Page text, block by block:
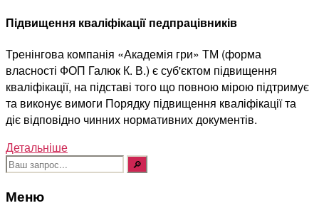
Підвищення кваліфікації педпрацівників
Тренінгова компанія «Академія гри» ТМ (форма
власності ФОП Галюк К. В.) є суб'єктом підвищення
кваліфікації, на підставі того що повною мірою підтримує
та виконує вимоги Порядку підвищення кваліфікації та
діє відповідно чинних нормативних документів.
Детальніше
Шукати:
Меню